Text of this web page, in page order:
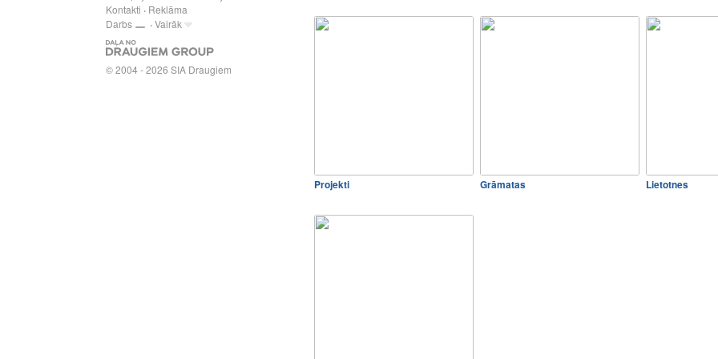
Kontakti
Reklāma
Darbs
Vairāk
© 2004 - 2026 SIA Draugiem
Projekti Grāmatas Lietotnes